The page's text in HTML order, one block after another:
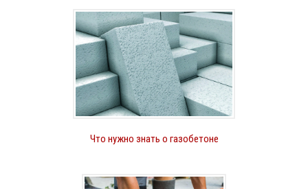
Что нужно знать о газобетоне